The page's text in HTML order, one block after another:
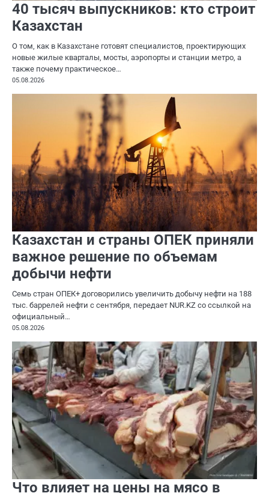
40 тысяч выпускников: кто строит
Казахстан
О том, как в Казахстане готовят специалистов, проектирующих
новые жилые кварталы, мосты, аэропорты и станции метро, а
также почему практическое…
05.08.2026
Казахстан и страны ОПЕК приняли
важное решение по объемам
добычи нефти
Семь стран ОПЕК+ договорились увеличить добычу нефти на 188
тыс. баррелей нефти с сентября, передает NUR.KZ со ссылкой на
официальный…
05.08.2026
Что влияет на цены на мясо в